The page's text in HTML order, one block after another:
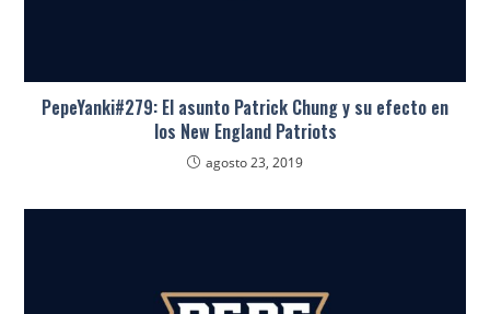
PepeYanki#279: El asunto Patrick Chung y su efecto en
los New England Patriots
agosto 23, 2019